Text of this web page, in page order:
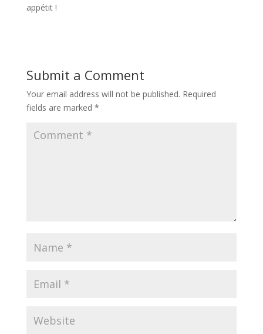
appétit !
Submit a Comment
Your email address will not be published. Required
fields are marked *